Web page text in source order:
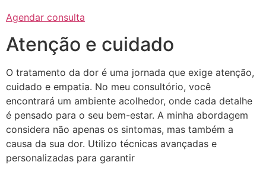
Agendar consulta
Atenção e cuidado
O tratamento da dor é uma jornada que exige atenção,
cuidado e empatia. No meu consultório, você
encontrará um ambiente acolhedor, onde cada detalhe
é pensado para o seu bem-estar. A minha abordagem
considera não apenas os sintomas, mas também a
causa da sua dor. Utilizo técnicas avançadas e
personalizadas para garantir